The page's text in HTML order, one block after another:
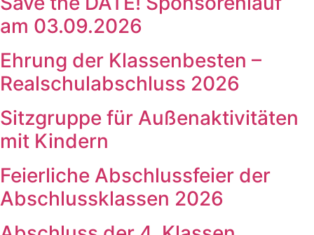
am 03.09.2026
Ehrung der Klassenbesten –
Realschulabschluss 2026
Sitzgruppe für Außenaktivitäten
mit Kindern
Feierliche Abschlussfeier der
Abschlussklassen 2026